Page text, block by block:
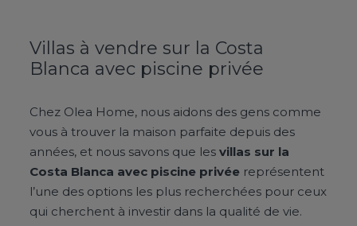
Villas à vendre sur la Costa
Blanca avec piscine privée
Chez Olea Home, nous aidons des gens comme
vous à trouver la maison parfaite depuis des
années, et nous savons que lesvillas sur la
Costa Blanca avec piscine privée représentent
l’une des options les plus recherchées pour ceux
qui cherchent à investir dans la qualité de vie.